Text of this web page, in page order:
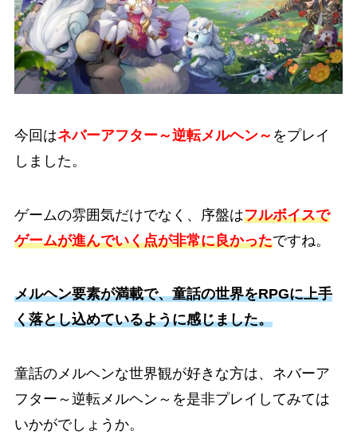
今回はネバーアフター～逆転メルヘン～ をプレイ
しました。
ゲームの雰囲気だけでなく、序盤はフルボイスで
ゲームが進んでいく点が非常に良かったですね。
メルヘン要素が満載で、童話の世界をRPGに上手
く落とし込めているように感じました。
童話のメルヘンな世界観が好きな方は、ネバーア
フター～逆転メルヘン～を是非プレイしてみては
いかがでしょうか。